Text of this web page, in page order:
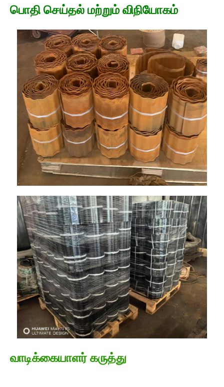
பொதி செய்தல் மற்றும் விநியோகம்
வாடிக்கையாளர் கருத்து